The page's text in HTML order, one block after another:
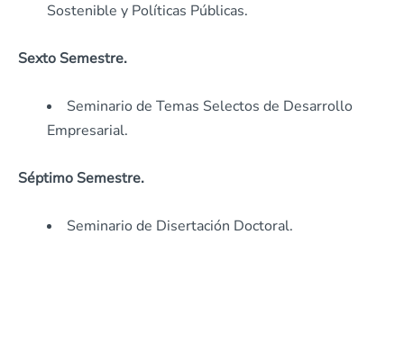
Sostenible y Políticas Públicas.
Sexto Semestre.
Seminario de Temas Selectos de Desarrollo
Empresarial.
Séptimo Semestre.
Seminario de Disertación Doctoral.